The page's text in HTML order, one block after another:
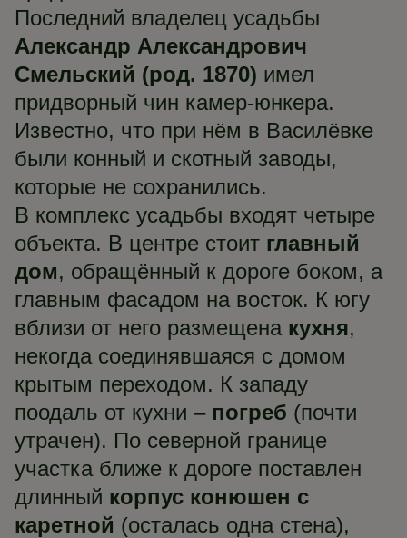
Последний владелец усадьбы
Александр Александрович
Смельский (род. 1870) имел
придворный чин камер-юнкера.
Известно, что при нём в Василёвке
были конный и скотный заводы,
которые не сохранились.
В комплекс усадьбы входят четыре
объекта. В центре стоит главный
дом, обращённый к дороге боком, а
главным фасадом на восток. К югу
вблизи от него размещена кухня,
некогда соединявшаяся с домом
крытым переходом. К западу
поодаль от кухни – погреб (почти
утрачен). По северной границе
участка ближе к дороге поставлен
длинный корпус конюшен с
каретной (осталась одна стена),